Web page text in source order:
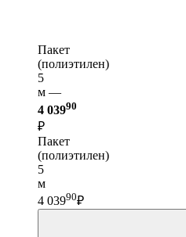
Пакет
(полиэтилен)
5
м —
4 03990
₽
Пакет
(полиэтилен)
5
м
4 03990₽